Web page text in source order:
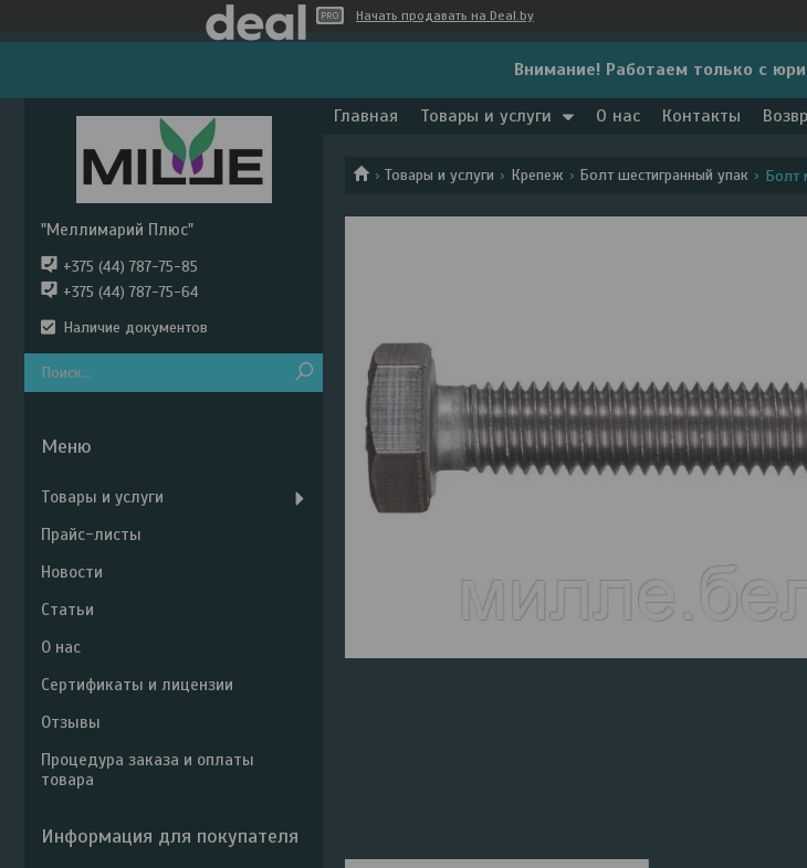
Начать продавать на Deal.by
Внимание! Работаем только с
Главная Товары и услуги О нас Контакты
Товары и услуги Крепеж Болт шестигранный упак Болт
"Меллимарий Плюс"
+375 (44) 787-75-85
+375 (44) 787-75-64
Наличие документов
Товары и услуги
Прайс-листы
Новости
Статьи
О нас
Сертификаты и лицензии
Отзывы
Процедура заказа и оплаты
товара
Информация для покупателя